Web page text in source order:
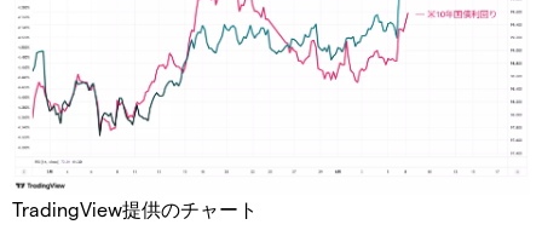
TradingView提供のチャート